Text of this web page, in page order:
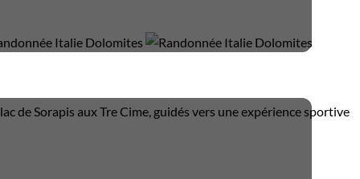
de Sorapis aux Tre Cime, guidés vers une expérience sportive